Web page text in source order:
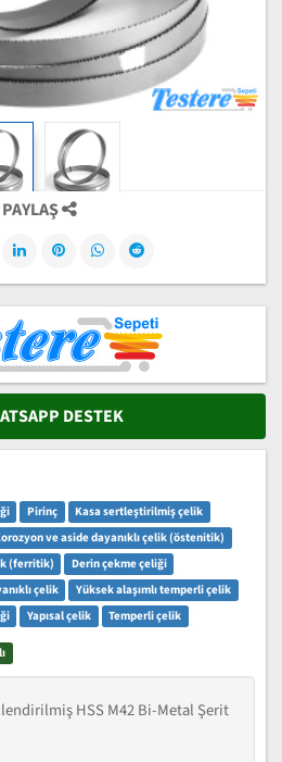
PAYLAŞ
DESTEK
Pirinç
Kasa sertleştirilmiş çelik
ve aside dayanıklı çelik (östenitik)
(ferritik)
Derin çekme çeliği
çelik
Yüksek alaşımlı temperli çelik
Yapısal çelik Temperli çelik
HSS M42 Bi-Metal Şerit